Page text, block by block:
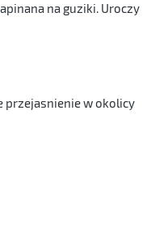
na guziki. Uroczy
przejasnienie w okolicy